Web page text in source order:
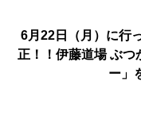
6月22日（月）に行
正！！伊藤道場 ぶ
ー」